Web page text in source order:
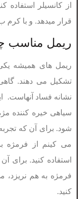
از کانسیلر
قرار میدهد. و با کرم
ریمل مناسب
ریمل های همیشه یکی
تشکیل می دهند.
نشانه فساد آنهاست.
سیاهی خیره کننده
شود. برای آن که تجربه
می کینم از فرمژه
استفاده کنید. برای
فرمژه به هم نریزد،
کنید.